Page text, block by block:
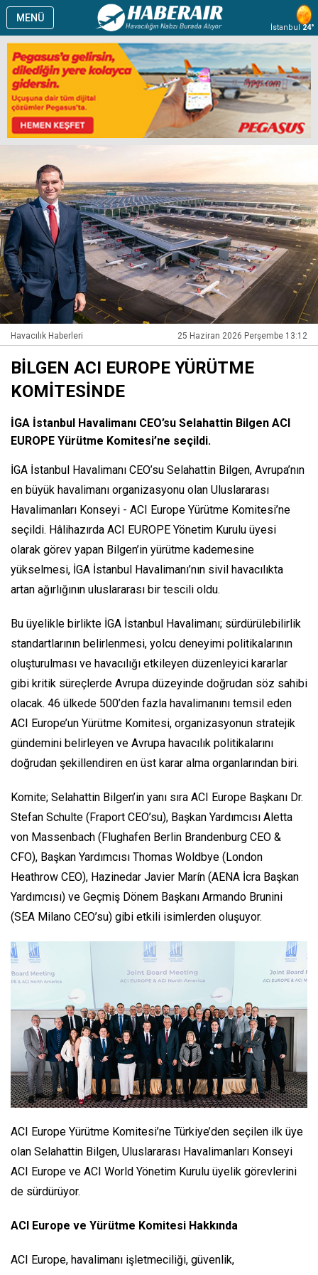
MENÜ
İstanbul24°
Havacılık Haberleri 25 Haziran 2026 Perşembe 13:12
BİLGEN ACI EUROPE YÜRÜTME
KOMİTESİNDE
İGA İstanbul Havalimanı CEO’su Selahattin Bilgen ACI
EUROPE Yürütme Komitesi’ne seçildi.
İGA İstanbul Havalimanı CEO’su Selahattin Bilgen, Avrupa’nın
en büyük havalimanı organizasyonu olan Uluslararası
Havalimanları Konseyi - ACI Europe Yürütme Komitesi’ne
seçildi. Hâlihazırda ACI EUROPE Yönetim Kurulu üyesi
olarak görev yapan Bilgen’in yürütme kademesine
yükselmesi, İGA İstanbul Havalimanı’nın sivil havacılıkta
artan ağırlığının uluslararası bir tescili oldu.
Bu üyelikle birlikte İGA İstanbul Havalimanı; sürdürülebilirlik
standartlarının belirlenmesi, yolcu deneyimi politikalarının
oluşturulması ve havacılığı etkileyen düzenleyici kararlar
gibi kritik süreçlerde Avrupa düzeyinde doğrudan söz sahibi
olacak. 46 ülkede 500’den fazla havalimanını temsil eden
ACI Europe’un Yürütme Komitesi, organizasyonun stratejik
gündemini belirleyen ve Avrupa havacılık politikalarını
doğrudan şekillendiren en üst karar alma organlarından biri.
Komite; Selahattin Bilgen’in yanı sıra ACI Europe Başkanı Dr.
Stefan Schulte (Fraport CEO’su), Başkan Yardımcısı Aletta
von Massenbach (Flughafen Berlin Brandenburg CEO &
CFO), Başkan Yardımcısı Thomas Woldbye (London
Heathrow CEO), Hazinedar Javier Marín (AENA İcra Başkan
Yardımcısı) ve Geçmiş Dönem Başkanı Armando Brunini
(SEA Milano CEO’su) gibi etkili isimlerden oluşuyor.
ACI Europe Yürütme Komitesi’ne Türkiye’den seçilen ilk üye
olan Selahattin Bilgen, Uluslararası Havalimanları Konseyi
ACI Europe ve ACI World Yönetim Kurulu üyelik görevlerini
de sürdürüyor.
ACI Europe ve Yürütme Komitesi Hakkında
ACI Europe, havalimanı işletmeciliği, güvenlik,